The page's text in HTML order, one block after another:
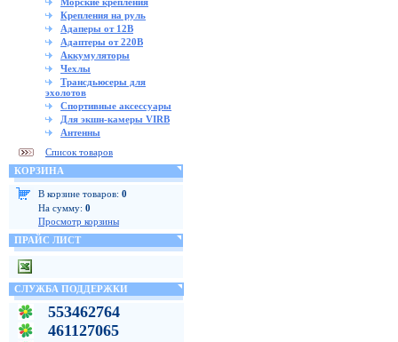
Крепления на руль
Адаперы от 12В
Адаптеры от 220В
Аккумуляторы
Чехлы
Трансдьюсеры для
эхолотов
Спортивные аксессуары
Для экшн-камеры VIRB
Антенны
Список товаров
КОРЗИНА
В корзине товаров: 0
На сумму: 0
Просмотр корзины
ПРАЙС ЛИСТ
СЛУЖБА ПОДДЕРЖКИ
553462764
461127065